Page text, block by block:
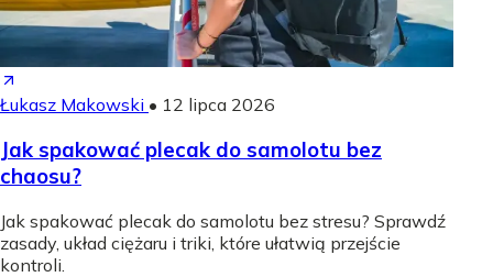
Łukasz Makowski • 12 lipca 2026
Jak spakować plecak do samolotu bez
chaosu?
Jak spakować plecak do samolotu bez stresu? Sprawdź
zasady, układ ciężaru i triki, które ułatwią przejście
kontroli.